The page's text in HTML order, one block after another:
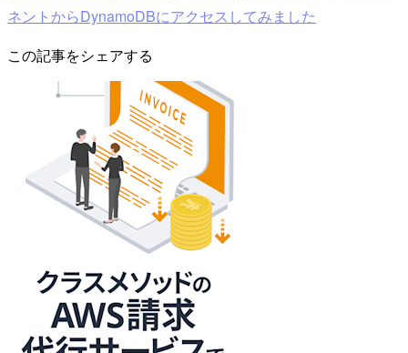
ネントからDynamoDBにアクセスしてみました
この記事をシェアする